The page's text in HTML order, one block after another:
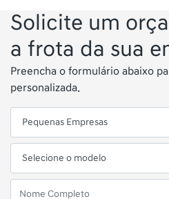
Solicite um
a frota da sua
Preencha o formulário abaixo
personalizada.